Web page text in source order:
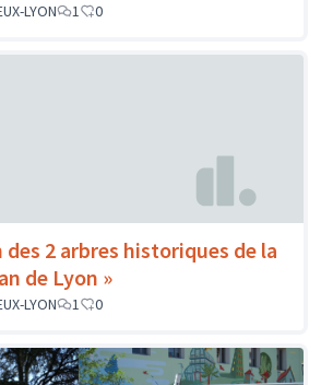
LYON 1 0
2 arbres historiques de la
de Lyon »
LYON 1 0